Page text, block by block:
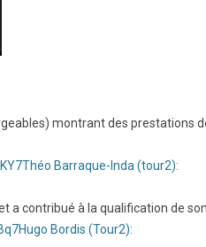
montrant des prestations
Théo Barraque-Inda (tour2):
a contribué à la qualification de
Hugo Bordis (Tour2):